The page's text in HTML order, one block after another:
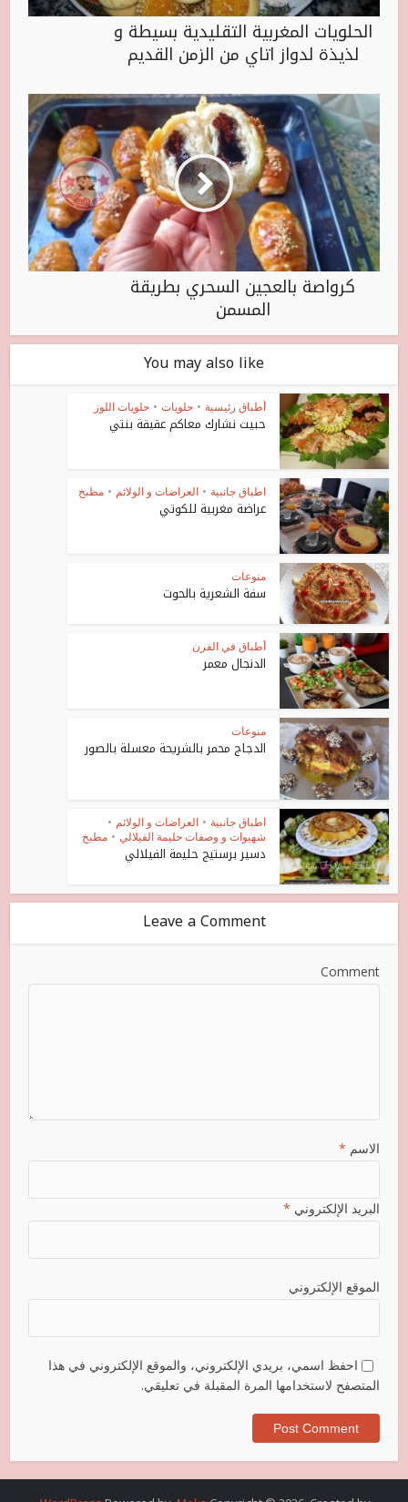
الحلويات المغربية التقليدية بسيطة و
لذيذة لدواز اتاي من الزمن القديم
كرواصة بالعجين السحري بطريقة
المسمن
You may also like
أطباق رئيسية • حلويات • حلويات اللوز
حبيت نشارك معاكم عقيقة بنتي
اطباق جانبية • العراضات و الولائم • مطبخ
عراضة مغربية للكوتي
منوعات
سفة الشعرية بالحوت
أطباق في الفرن
الدنجال معمر
منوعات
الدجاج محمر بالشريحة معسلة بالصور
اطباق جانبية • العراضات و الولائم •
شهيوات و وصفات حليمة الفيلالي • مطبخ
دسير برستيج حليمة الفيلالي
Leave a Comment
Comment
الاسم *
البريد الإلكتروني *
الموقع الإلكتروني
احفظ اسمي، بريدي الإلكتروني، والموقع الإلكتروني في هذا
المتصفح لاستخدامها المرة المقبلة في تعليقي.